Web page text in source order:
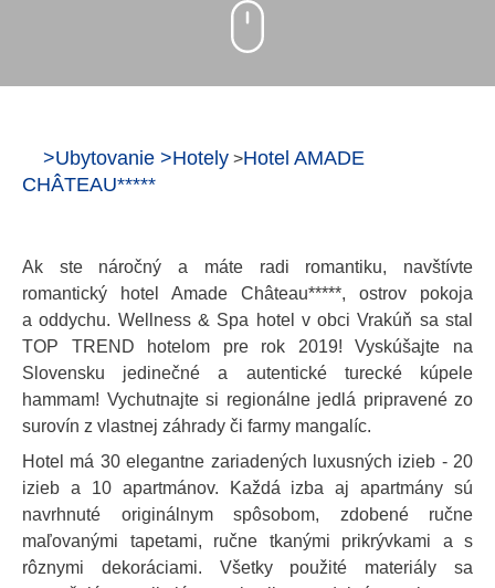
>Ubytovanie >Hotely >Hotel AMADE
CHÂTEAU*****
Ak ste náročný a máte radi romantiku, navštívte
romantický hotel Amade Château*****, ostrov pokoja
a oddychu. Wellness & Spa hotel v obci Vrakúň sa stal
TOP TREND hotelom pre rok 2019! Vyskúšajte na
Slovensku jedinečné a autentické turecké kúpele
hammam! Vychutnajte si regionálne jedlá pripravené zo
surovín z vlastnej záhrady či farmy mangalíc.
Hotel má 30 elegantne zariadených luxusných izieb - 20
izieb a 10 apartmánov. Každá izba aj apartmány sú
navrhnuté originálnym spôsobom, zdobené ručne
maľovanými tapetami, ručne tkanými prikrývkami a s
rôznymi dekoráciami. Všetky použité materiály sa